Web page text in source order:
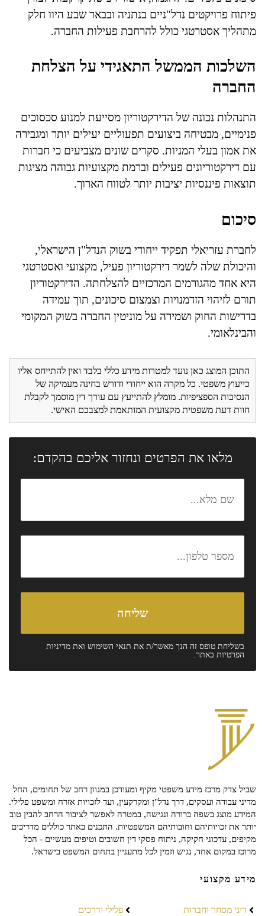
פיתוח פרויקטים נדל"ניים בנתניה ובבאר שבע היוו חלק
מתהליך אסטרטגי כולל להרחבת פעילות החברה.
השלכות הממשל התאגידי על הצלחת
החברה
התנהלות נכונה של הדירקטוריון מסייעת למנוע סכסוכים
פנימיים, מבטיחה ביצועים תפעוליים יעילים יותר ומגבירה
את אמון בעלי המניות. סקרים שונים מצביעים כי חברות
עם דירקטוריונים פעילים וברמת מקצועיות גבוהה מציגות
תוצאות פיננסיות יציבות יותר לטווח הארוך.
סיכום
לחברת עזריאלי תפקיד ייחודי בשוק הנדל"ן הישראלי,
והיכולת שלה לשמר דירקטוריון פעיל, מקצועי ואסטרטגי
היא אחד מהגורמים המרכזיים להצלחתה. הדירקטוריון
תורם לזיהוי הזדמנויות וצמצום סיכונים, תוך עמידה
בדרישות החוק ושמירה על מוניטין החברה בשוק המקומי
והבינלאומי.
התוכן המוצג כאן נועד למטרות מידע כללי בלבד ואין להתייחס אליו
כייעוץ משפטי. כל מקרה הוא ייחודי ודורש בחינה מעמיקה של
הנסיבות הספציפיות. מומלץ להתייעץ עם עורך דין מוסמך לקבלת
חוות דעת משפטית מקצועית המותאמת למצבכם האישי.
מלאו את הפרטים ונחזור אליכם בהקדם:
בשליחת טופס זה הנך מאשר/ת את תנאי השימוש ואת מדיניות
הפרטיות באתר.
שביל צדק מרכז מידע משפטי מקיף ומעודכן במגוון רחב של תחומים, החל
מדיני עבודה ועסקים, דרך נדל"ן ומקרקעין, ועד לזכויות אזרח ומשפט פלילי.
המידע מוצג בשפה ברורה ונגישה, במטרה לאפשר לציבור הרחב להבין טוב
יותר את זכויותיהם וחובותיהם המשפטיות. התכנים באתר כוללים מדריכים
מקיפים, עדכוני חקיקה, ניתוח פסקי דין חשובים וטיפים מעשיים - הכל
מרוכז במקום אחד, נגיש וזמין לכל מתעניין בתחום המשפט בישראל.
מידע מקצועי
דיני מסחר וחברות
פלילי ודרכים